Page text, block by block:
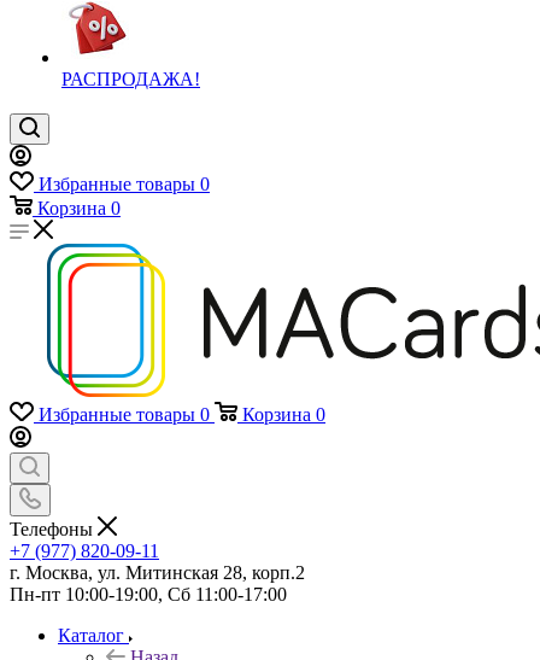
РАСПРОДАЖА!
Избранные товары 0
Корзина 0
Избранные товары 0 Корзина 0
Телефоны
+7 (977) 820-09-11
г. Москва, ул. Митинская 28, корп.2
Пн-пт 10:00-19:00, Сб 11:00-17:00
Каталог